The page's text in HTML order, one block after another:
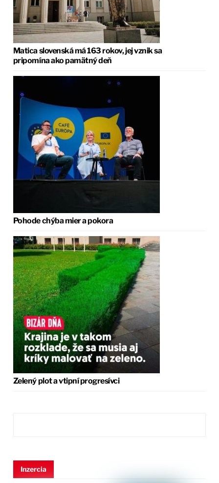
Matica slovenská má 163 rokov, jej vznik sa
pripomína ako pamätný deň
Pohode chýba mier a pokora
Zelený plot a vtipní progresívci
Inzercia